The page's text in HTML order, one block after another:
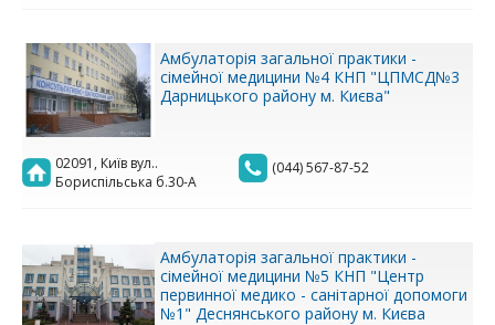
Амбулаторія загальної практики -
сімейної медицини №4 КНП "ЦПМСД№3
Дарницького району м. Києва"
02091, Київ вул..
Бориспільська б.30-А
(044) 567-87-52
Амбулаторія загальної практики -
сімейної медицини №5 КНП "Центр
первинної медико - санітарної допомоги
№1" Деснянського району м. Києва